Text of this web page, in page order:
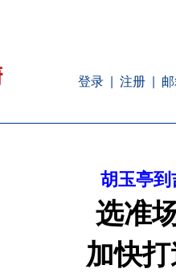
登录 注册
胡玉亭
选准
加快